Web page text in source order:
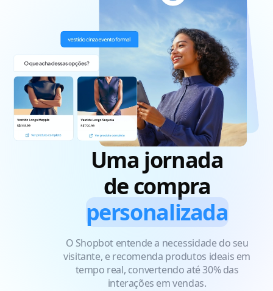
Uma jornada
de compra
personalizada
O Shopbot entende a necessidade do seu
visitante, e recomenda produtos ideais em
tempo real, convertendo até 30% das
interações em vendas.